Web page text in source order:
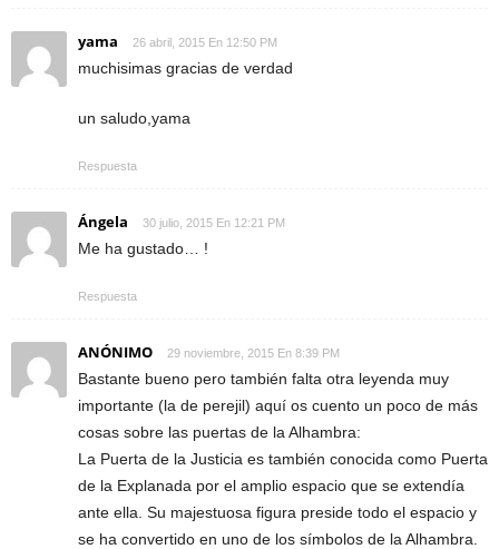
yama 26 abril, 2015 En 12:50 PM
muchisimas gracias de verdad
un saludo,yama
Respuesta
Ángela 30 julio, 2015 En 12:21 PM
Me ha gustado… !
Respuesta
ANÓNIMO 29 noviembre, 2015 En 8:39 PM
Bastante bueno pero también falta otra leyenda muy
importante (la de perejil) aquí os cuento un poco de más
cosas sobre las puertas de la Alhambra:
La Puerta de la Justicia es también conocida como Puerta
de la Explanada por el amplio espacio que se extendía
ante ella. Su majestuosa figura preside todo el espacio y
se ha convertido en uno de los símbolos de la Alhambra.